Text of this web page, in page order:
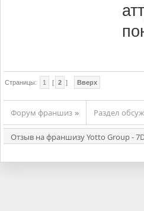
Страницы: 1 [ 2 ] Вверх
Форум франшиз » Раздел
Отзыв на франшизу Yotto Group -